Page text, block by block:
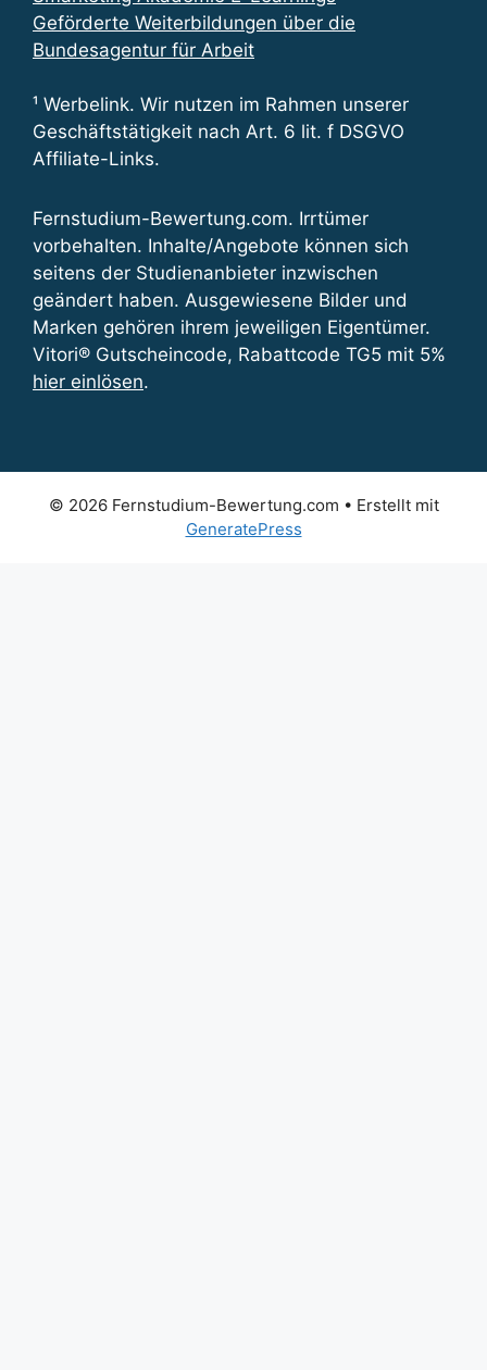
Geförderte Weiterbildungen über die
Bundesagentur für Arbeit
¹ Werbelink. Wir nutzen im Rahmen unserer
Geschäftstätigkeit nach Art. 6 lit. f DSGVO
Affiliate-Links.
Fernstudium-Bewertung.com. Irrtümer
vorbehalten. Inhalte/Angebote können sich
seitens der Studienanbieter inzwischen
geändert haben. Ausgewiesene Bilder und
Marken gehören ihrem jeweiligen Eigentümer.
Vitori® Gutscheincode, Rabattcode TG5 mit 5%
hier einlösen.
© 2026 Fernstudium-Bewertung.com • Erstellt mit
GeneratePress